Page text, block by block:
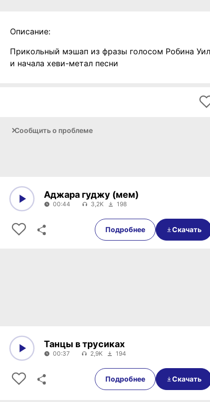
Описание:
Прикольный мэшап из фразы голосом Робина
и начала хеви-метал песни
Сообщить о проблеме
00:44
Аджара гуджу (мем)
00:44 3,2K 198
Подробнее Скачать
00:37
Танцы в трусиках
00:37 2,9K 194
Подробнее Скачать